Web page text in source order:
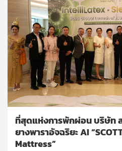
ที่สุดแห่งการพักผ่อน บริษัท
ยางพาราอัจฉริยะ AI
Mattress”